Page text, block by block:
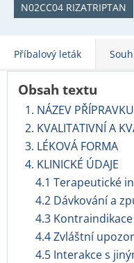
N02CC04 RIZATRIPTAN
Příbalový leták
Obsah textu
1. NÁZEV PŘÍPRAVKU
2. KVALITATIVNÍ A
3. LÉKOVÁ FORMA
4. KLINICKÉ ÚDAJE
4.1 Terapeutické
4.2 Dávkování a
4.3 Kontraindikace
4.4 Zvláštní
4.5 Interakce s